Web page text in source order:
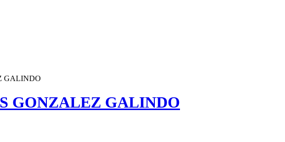
GALINDO
GONZALEZ GALINDO